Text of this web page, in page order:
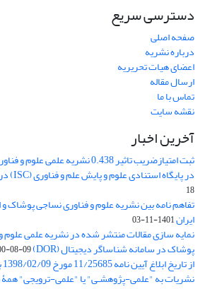
دسترسی سریع
صفحه اصلی
درباره نشریه
اعضای هیات تحریریه
ارسال مقاله
تماس با ما
نقشه سایت
آخرین اخبار
ثبت امتیازضریب تاثیر 0.438 نشریه
در پایگاه استنادی علوم و پایش علم و فناوری (ISC) در سال 1401
18
تفاهم نامه بین نشریه علوم و فناوری نساجی
ایران1401-11-03
نمایه سازی مقالات منتشر شده در نشریه علمی علوم
پوشاک در سامانه شناساگر دیجیتال (DOR) 08-09
نشریات به "علمی-پژوهشـی" یا "علمی-ترویجی"